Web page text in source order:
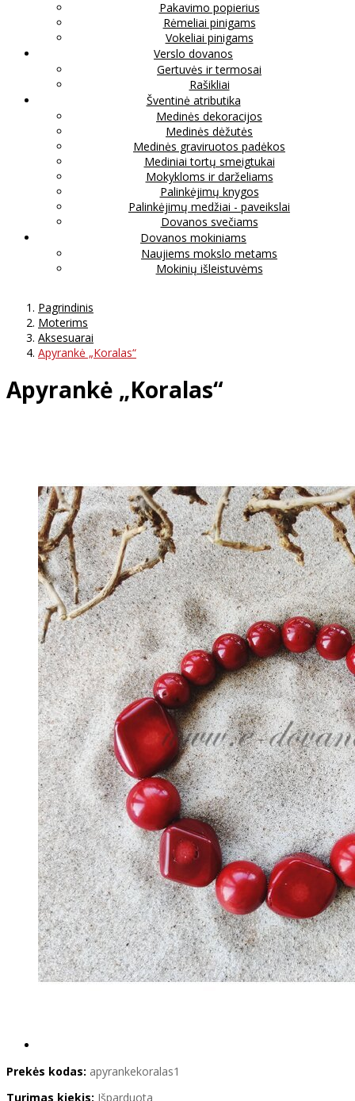
Pakavimo popierius
Rėmeliai pinigams
Vokeliai pinigams
Verslo dovanos
Gertuvės ir termosai
Rašikliai
Šventinė atributika
Medinės dekoracijos
Medinės dėžutės
Medinės graviruotos padėkos
Mediniai tortų smeigtukai
Mokykloms ir darželiams
Palinkėjimų knygos
Palinkėjimų medžiai - paveikslai
Dovanos svečiams
Dovanos mokiniams
Naujiems mokslo metams
Mokinių išleistuvėms
Pagrindinis
Moterims
Aksesuarai
Apyrankė „Koralas“
Apyrankė „Koralas“
Prekės kodas: apyrankekoralas1
Turimas kiekis: Išparduota